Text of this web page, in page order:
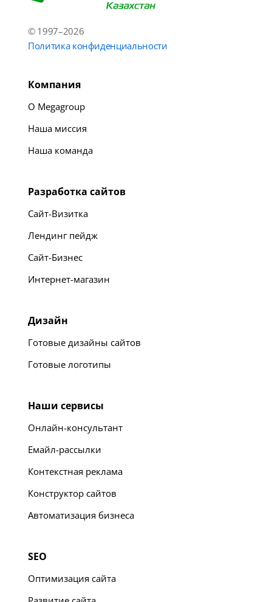
© 1997–2026
Политика конфиденциальности
Компания
О Megagroup
Наша миссия
Наша команда
Разработка сайтов
Сайт-Визитка
Лендинг пейдж
Сайт-Бизнес
Интернет-магазин
Дизайн
Готовые дизайны сайтов
Готовые логотипы
Наши сервисы
Онлайн-консультант
Емайл-рассылки
Контекстная реклама
Конструктор сайтов
Автоматизация бизнеса
SEO
Оптимизация сайта